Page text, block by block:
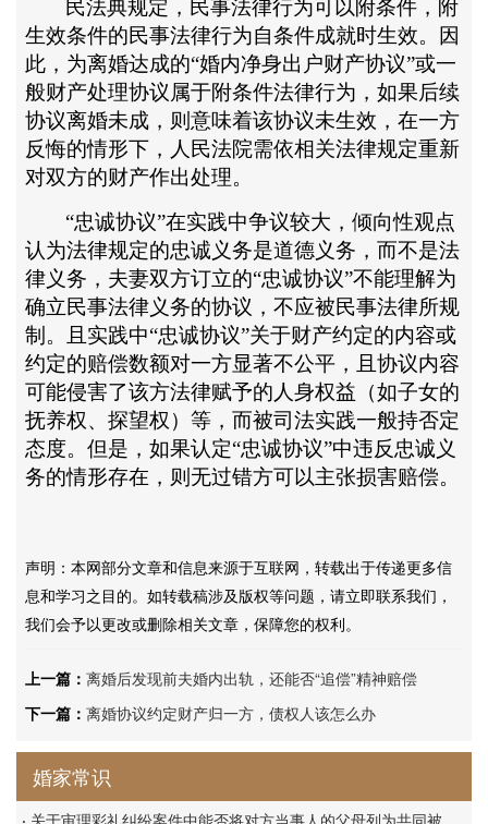
民法典规定，民事法律行为可以附条件，附
生效条件的民事法律行为自条件成就时生效。因
此，为离婚达成的“婚内净身出户财产协议”或一
般财产处理协议属于附条件法律行为，如果后续
协议离婚未成，则意味着该协议未生效，在一方
反悔的情形下，人民法院需依相关法律规定重新
对双方的财产作出处理。
“忠诚协议”在实践中争议较大，倾向性观点
认为法律规定的忠诚义务是道德义务，而不是法
律义务，夫妻双方订立的“忠诚协议”不能理解为
确立民事法律义务的协议，不应被民事法律所规
制。且实践中“忠诚协议”关于财产约定的内容或
约定的赔偿数额对一方显著不公平，且协议内容
可能侵害了该方法律赋予的人身权益（如子女的
抚养权、探望权）等，而被司法实践一般持否定
态度。但是，如果认定“忠诚协议”中违反忠诚义
务的情形存在，则无过错方可以主张损害赔偿。
声明：本网部分文章和信息来源于互联网，转载出于传递更多信
息和学习之目的。如转载稿涉及版权等问题，请立即联系我们，
我们会予以更改或删除相关文章，保障您的权利。
上一篇：离婚后发现前夫婚内出轨，还能否“追偿”精神赔偿
下一篇：离婚协议约定财产归一方，债权人该怎么办
婚家常识
· 关于审理彩礼纠纷案件中能否将对方当事人的父母列为共同被告的答复